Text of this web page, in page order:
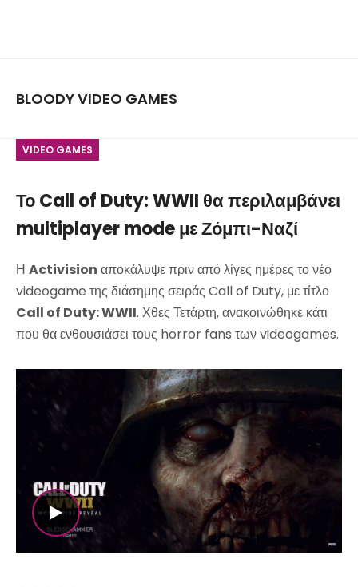
BLOODY VIDEO GAMES
VIDEO GAMES
Το Call of Duty: WWII θα περιλαμβάνει
multiplayer mode με Ζόμπι-Ναζί
Η Activision αποκάλυψε πριν από λίγες ημέρες το νέο
videogame της διάσημης σειράς Call of Duty, με τίτλο
Call of Duty: WWII. Χθες Τετάρτη, ανακοινώθηκε κάτι
που θα ενθουσιάσει τους horror fans των videogames.
WATCH THE VIDEO